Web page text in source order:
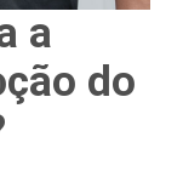
a
do